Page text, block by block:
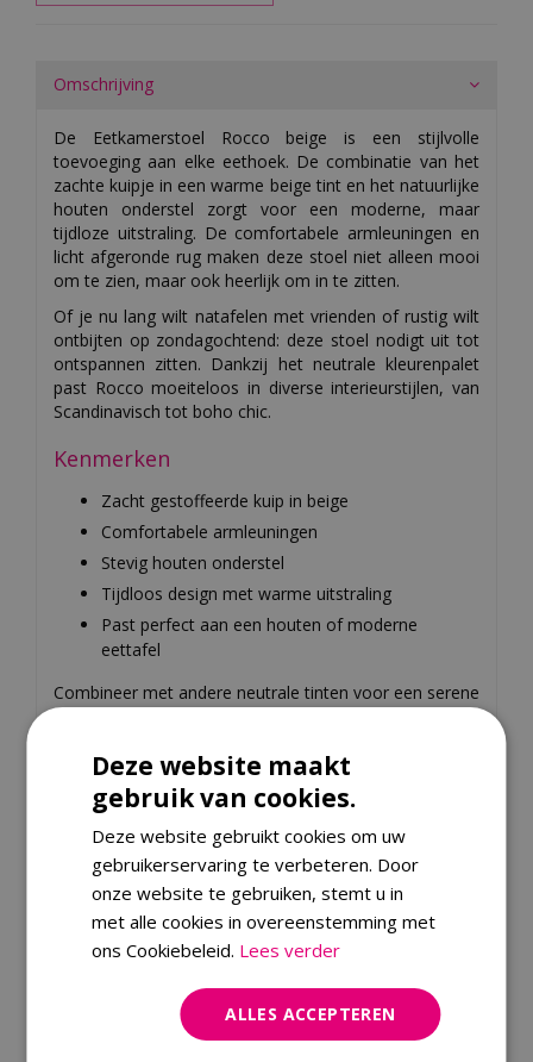
Omschrijving
De Eetkamerstoel Rocco beige is een stijlvolle
toevoeging aan elke eethoek. De combinatie van het
zachte kuipje in een warme beige tint en het natuurlijke
houten onderstel zorgt voor een moderne, maar
tijdloze uitstraling. De comfortabele armleuningen en
licht afgeronde rug maken deze stoel niet alleen mooi
om te zien, maar ook heerlijk om in te zitten.
Of je nu lang wilt natafelen met vrienden of rustig wilt
ontbijten op zondagochtend: deze stoel nodigt uit tot
ontspannen zitten. Dankzij het neutrale kleurenpalet
past Rocco moeiteloos in diverse interieurstijlen, van
Scandinavisch tot boho chic.
Kenmerken
Zacht gestoffeerde kuip in beige
Comfortabele armleuningen
Stevig houten onderstel
Tijdloos design met warme uitstraling
Past perfect aan een houten of moderne
eettafel
Combineer met andere neutrale tinten voor een serene
sfeer, of zet ‘m juist tussen donkere accenten voor een
eenvoudig online!
Specificaties
EAN code
8719319322094
Merk
24 Seven
62.5 centimeter
86 centimeter
Deze website maakt
gebruik van cookies.
Deze website gebruikt cookies om uw
gebruikerservaring te verbeteren. Door
onze website te gebruiken, stemt u in
met alle cookies in overeenstemming met
ons Cookiebeleid. Lees verder
ALLES ACCEPTEREN